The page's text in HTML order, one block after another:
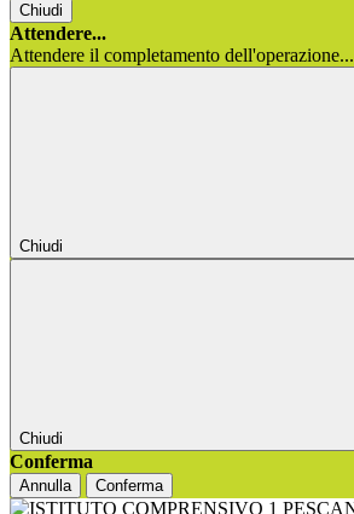
Chiudi
Attendere...
Attendere il completamento dell'operazione...
Chiudi
Chiudi
Conferma
Annulla Conferma